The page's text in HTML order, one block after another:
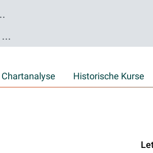
Chartanalyse Historische Kurse